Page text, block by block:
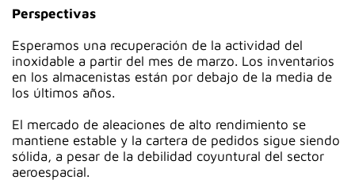
Perspectivas
Esperamos una recuperación de la actividad del
inoxidable a partir del mes de marzo. Los inventarios
en los almacenistas están por debajo de la media de
los últimos años.
El mercado de aleaciones de alto rendimiento se
mantiene estable y la cartera de pedidos sigue siendo
sólida, a pesar de la debilidad coyuntural del sector
aeroespacial.